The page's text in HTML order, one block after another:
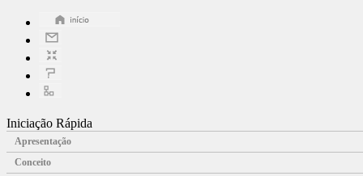
Iniciação Rápida
Apresentação
Conceito